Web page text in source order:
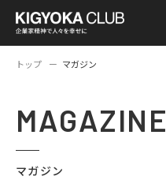
トップ マガジン
MAGAZINE
マガジン